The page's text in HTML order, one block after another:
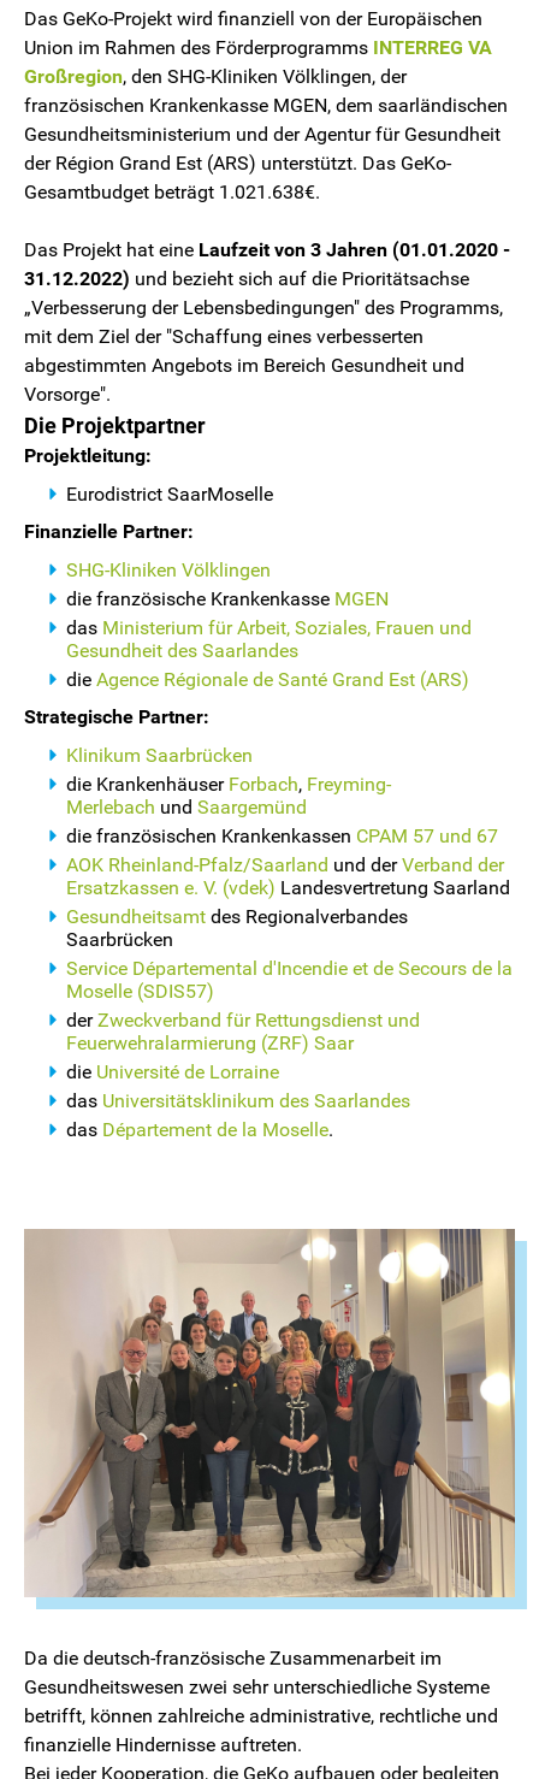
Das GeKo-Projekt wird finanziell von der Europäischen
Union im Rahmen des Förderprogramms INTERREG VA
Großregion, den SHG-Kliniken Völklingen, der
französischen Krankenkasse MGEN, dem saarländischen
Gesundheitsministerium und der Agentur für Gesundheit
der Région Grand Est (ARS) unterstützt. Das GeKo-
Gesamtbudget beträgt 1.021.638€.
Das Projekt hat eine Laufzeit von 3 Jahren (01.01.2020 -
31.12.2022) und bezieht sich auf die Prioritätsachse
„Verbesserung der Lebensbedingungen" des Programms,
mit dem Ziel der "Schaffung eines verbesserten
abgestimmten Angebots im Bereich Gesundheit und
Vorsorge".
Die Projektpartner
Projektleitung:
Eurodistrict SaarMoselle
Finanzielle Partner:
SHG-Kliniken Völklingen
die französische Krankenkasse MGEN
das Ministerium für Arbeit, Soziales, Frauen und
Gesundheit des Saarlandes
die Agence Régionale de Santé Grand Est (ARS)
Strategische Partner:
Klinikum Saarbrücken
die Krankenhäuser Forbach, Freyming-
Merlebach und Saargemünd
die französischen Krankenkassen CPAM 57 und 67
AOK Rheinland-Pfalz/Saarland und derVerband der
Ersatzkassen e. V. (vdek) Landesvertretung Saarland
Gesundheitsamt des Regionalverbandes
Saarbrücken
Service Départemental d'Incendie et de Secours de la
Moselle (SDIS57)
derZweckverband für Rettungsdienst und
Feuerwehralarmierung (ZRF) Saar
die Université de Lorraine
das Universitätsklinikum des Saarlandes
das Département de la Moselle.
Da die deutsch-französische Zusammenarbeit im
Gesundheitswesen zwei sehr unterschiedliche Systeme
betrifft, können zahlreiche administrative, rechtliche und
finanzielle Hindernisse auftreten.
Bei jeder Kooperation, die GeKo aufbauen oder begleiten